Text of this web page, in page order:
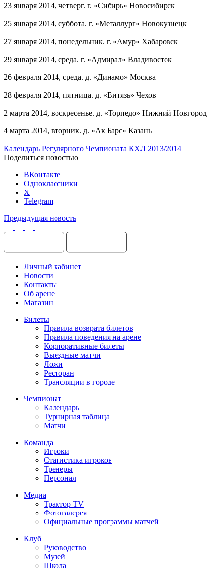
23 января 2014, четверг. г. «Сибирь» Новосибирск
25 января 2014, суббота. г. «Металлург» Новокузнецк
27 января 2014, понедельник. г. «Амур» Хабаровск
29 января 2014, среда. г. «Адмирал» Владивосток
26 февраля 2014, среда. д. «Динамо» Москва
28 февраля 2014, пятница. д. «Витязь» Чехов
2 марта 2014, воскресенье. д. «Торпедо» Нижний Новгород
4 марта 2014, вторник. д. «Ак Барс» Казань
Календарь Регулярного Чемпионата КХЛ 2013/2014
Поделиться новостью
ВКонтакте
Одноклассники
X
Telegram
Предыдущая новость
Личный кабинет
Новости
Контакты
Об арене
Магазин
Билеты
Правила возврата билетов
Правила поведения на арене
Корпоративные билеты
Выездные матчи
Ложи
Ресторан
Трансляции в городе
Чемпионат
Календарь
Турнирная таблица
Матчи
Команда
Игроки
Статистика игроков
Тренеры
Персонал
Медиа
Трактор TV
Фотогалерея
Официальные программы матчей
Клуб
Руководство
Музей
Школа